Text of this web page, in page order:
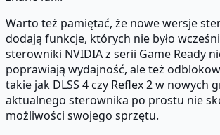
Warto też pamiętać, że nowe wersje
dodają funkcje, których nie było
sterowniki NVIDIA z serii Game Ready
poprawiają wydajność, ale też
takie jak DLSS 4 czy Reflex 2 w nowych
aktualnego sterownika po prostu nie
możliwości swojego sprzętu.